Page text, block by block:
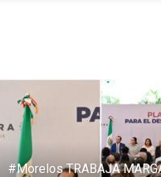
Morelos
#Morelos TRABAJA